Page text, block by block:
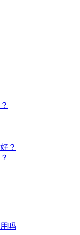
？
吗